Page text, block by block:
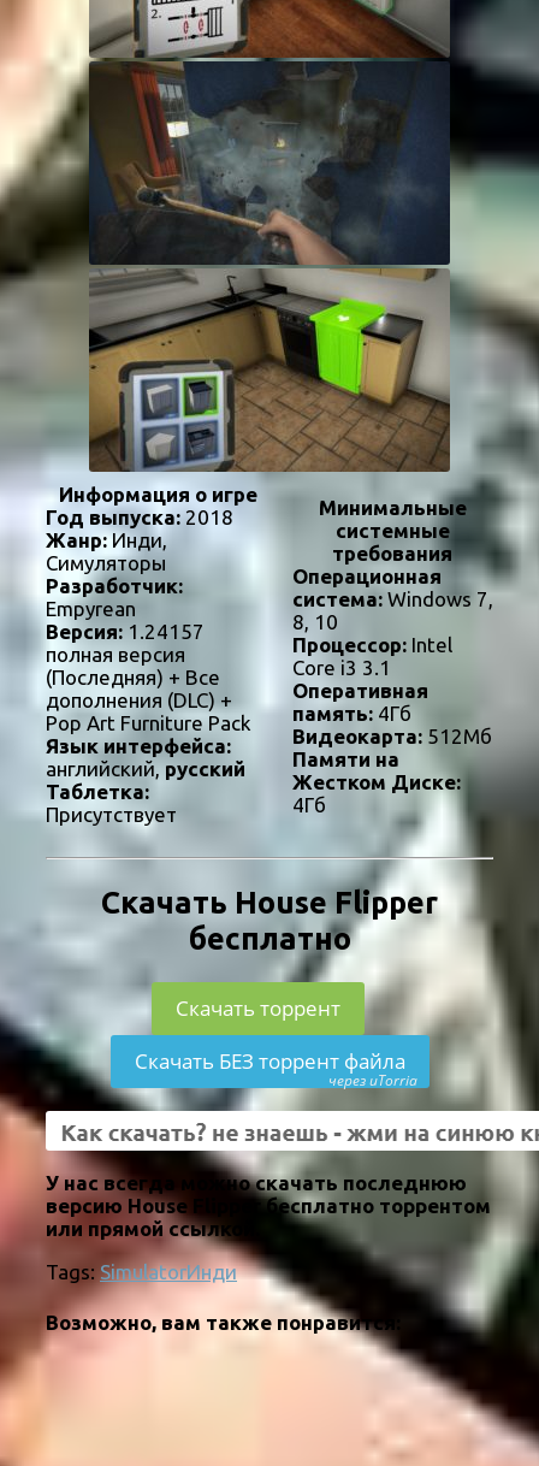
Информация о игре
Год выпуска: 2018
Жанр: Инди,
Симуляторы
Разработчик:
Empyrean
Версия: 1.24157
полная версия
(Последняя) + Все
дополнения (DLC) +
Pop Art Furniture Pack
Язык интерфейса:
английский, русский
Таблетка:
Присутствует
Минимальные
системные
требования
Операционная
система:Windows 7,
8, 10
Процессор:Intel
Core i3 3.1
Оперативная
память:4Гб
Видеокарта:512Мб
Памяти на
Жестком Диске:
4Гб
Скачать House Flipper
бесплатно
Скачать торрент
Скачать БЕЗ торрент файла
через uTorria
У нас всегда можно скачать последнюю
версию House Flipper бесплатно торрентом
или прямой ссылкой.
Tags: SimulatorИнди
Возможно, вам также понравится: